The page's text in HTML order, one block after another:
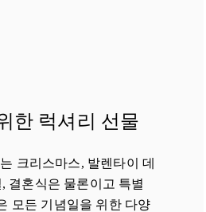
한 럭셔리 선물
크리스마스, 발렌타이 데
결혼식은 물론이고 특별
모든 기념일을 위한 다양